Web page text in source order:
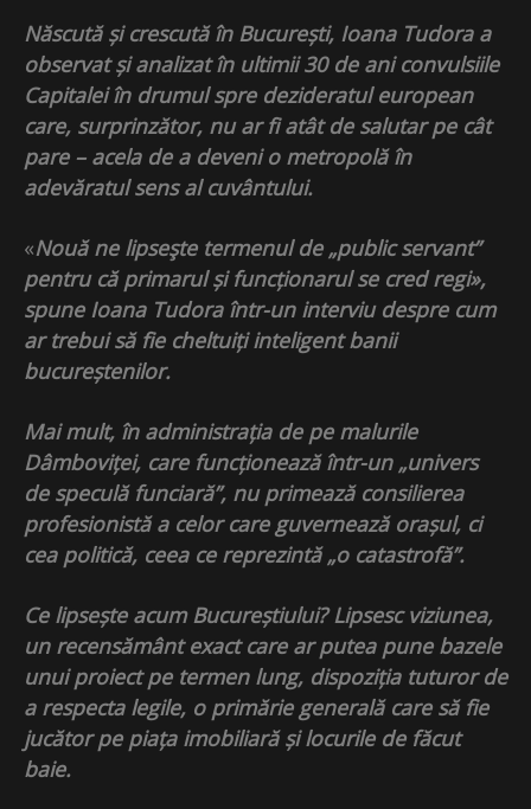
Născută și crescută în București, Ioana Tudora a
observat și analizat în ultimii 30 de ani convulsiile
Capitalei în drumul spre dezideratul european
care, surprinzător, nu ar fi atât de salutar pe cât
pare – acela de a deveni o metropolă în
adevăratul sens al cuvântului.
«Nouă ne lipseşte termenul de „public servant”
pentru că primarul și funcționarul se cred regi»,
spune Ioana Tudora într-un interviu despre cum
ar trebui să fie cheltuiți inteligent banii
bucureștenilor.
Mai mult, în administrația de pe malurile
Dâmboviței, care funcționează într-un „univers
de speculă funciară”, nu primează consilierea
profesionistă a celor care guvernează orașul, ci
cea politică, ceea ce reprezintă „o catastrofă”.
Ce lipsește acum Bucureștiului? Lipsesc viziunea,
un recensământ exact care ar putea pune bazele
unui proiect pe termen lung, dispoziția tuturor de
a respecta legile, o primărie generală care să fie
jucător pe piața imobiliară și locurile de făcut
baie.